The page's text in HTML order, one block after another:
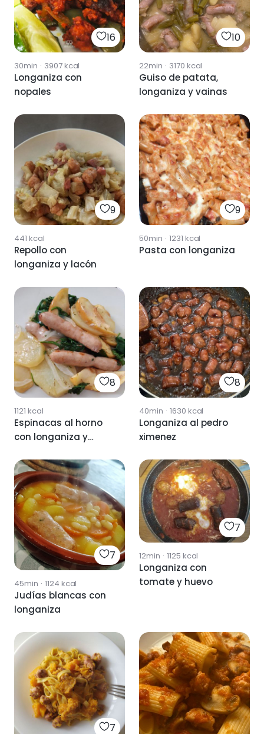
16
30min · 3907kcal
Longaniza con
nopales
10
22min · 3170 kcal
Guiso de patata,
longaniza y vainas
9
441 kcal
Repollo con
longaniza y lacón
9
50min · 1231 kcal
Pasta con longaniza
8
1121 kcal
Espinacas al horno
con longaniza y
8
40min · 1630 kcal
Longaniza al pedro
ximenez
7
45min · 1124 kcal
Judías blancas con
longaniza
7
12min · 1125 kcal
Longaniza con
tomate y huevo
7